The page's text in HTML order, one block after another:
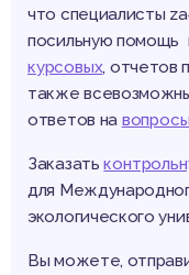
что специалисты
посильную помощь
курсовых, отчетов
также
ответов на
Заказать
для
экологического
Вы можете,